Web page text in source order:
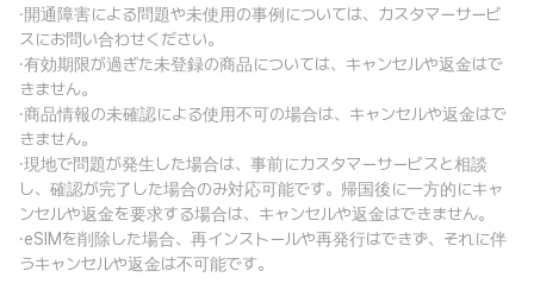
·開通障害による問題や未使用の事例については、カスタマーサービ
スにお問い合わせください。
·有効期限が過ぎた未登録の商品については、キャンセルや返金はで
きません。
·商品情報の未確認による使用不可の場合は、キャンセルや返金はで
きません。
·現地で問題が発生した場合は、事前にカスタマーサービスと相談
し、確認が完了した場合のみ対応可能です。帰国後に一方的にキャ
ンセルや返金を要求する場合は、キャンセルや返金はできません。
·eSIMを削除した場合、再インストールや再発行はできず、それに伴
うキャンセルや返金は不可能です。